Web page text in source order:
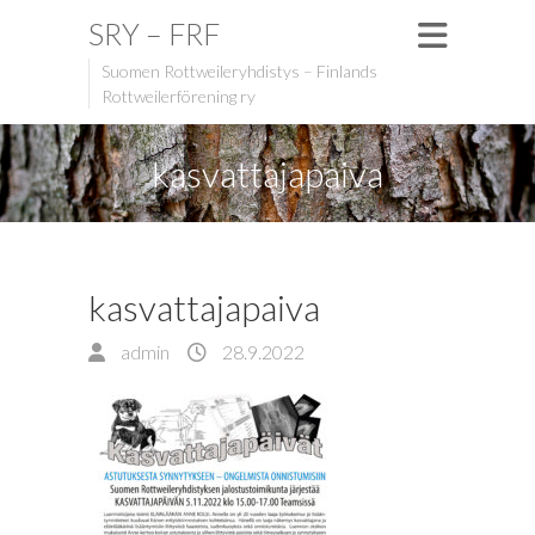
SRY – FRF
Suomen Rottweileryhdistys – Finlands
Rottweilerförening ry
kasvattajapaiva
kasvattajapaiva
admin 28.9.2022